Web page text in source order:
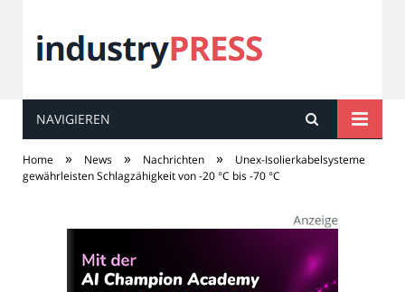
industryPRESS
NAVIGIEREN
Home » News » Nachrichten »
Unex-Isolierkabelsysteme
gewährleisten Schlagzähigkeit von -20 °C bis -70 °C